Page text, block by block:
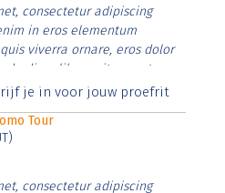
consectetur adipiscing
in eros elementum
viverra ornare, eros dolor
diam libero vitae erat.
cursus id rutrum lorem
je in voor jouw proefrit
Tour
consectetur adipiscing